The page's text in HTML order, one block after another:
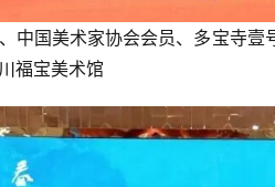
中国美术家协会会员、多宝寺
福宝美术馆